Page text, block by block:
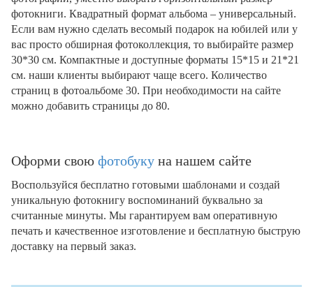
фотокниги. Квадратный формат альбома – универсальный.
Если вам нужно сделать весомый подарок на юбилей или у
вас просто обширная фотоколлекция, то выбирайте размер
30*30 см. Компактные и доступные форматы 15*15 и 21*21
см. наши клиенты выбирают чаще всего. Количество
страниц в фотоальбоме 30. При необходимости на сайте
можно добавить страницы до 80.
Оформи свою фотобуку на нашем сайте
Воспользуйся бесплатно готовыми шаблонами и создай
уникальную фотокнигу воспоминаний буквально за
считанные минуты. Мы гарантируем вам оперативную
печать и качественное изготовление и бесплатную быструю
доставку на первый заказ.